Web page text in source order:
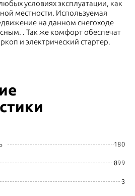
условиях эксплуатации, как
местности. Используемая
на данном снегоходе
. Так же комфорт обеспечат
и электрический стартер.
180
899
3